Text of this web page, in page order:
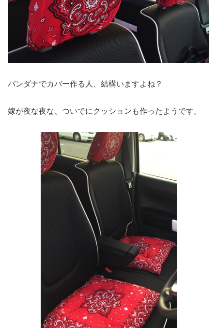
バンダナでカバー作る人、結構いますよね？
嫁が夜な夜な、ついでにクッションも作ったようです。